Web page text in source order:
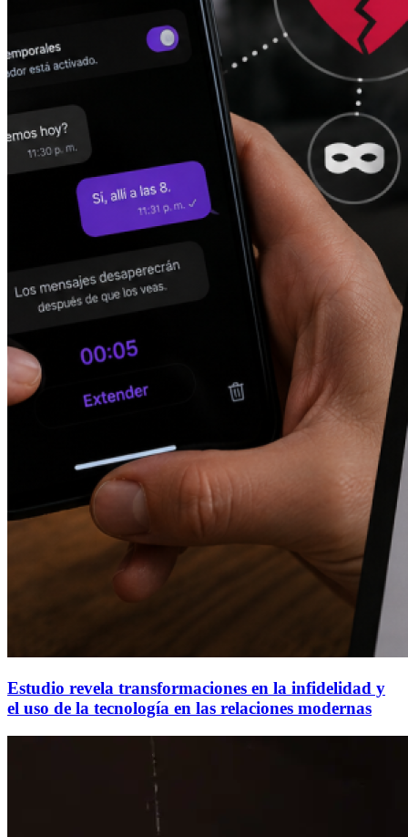
Estudio revela transformaciones en la infidelidad y
el uso de la tecnología en las relaciones modernas